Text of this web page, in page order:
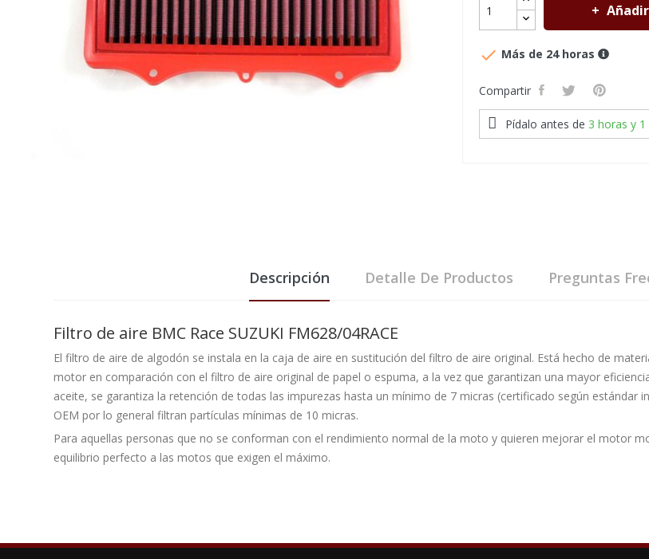
 Más de 24 horas
Compartir
Pídalo antes de 3 horas y
Descripción Detalle De Productos Preguntas
Filtro de aire BMC Race SUZUKI FM628/04RACE
El filtro de aire de algodón se instala en la caja de aire en sustitución del filtro de aire original. Está hecho de
motor en comparación con el filtro de aire original de papel o espuma, a la vez que garantizan una mayor
aceite, se garantiza la retención de todas las impurezas hasta un mínimo de 7 micras (certificado según
OEM por lo general filtran partículas mínimas de 10 micras.
Para aquellas personas que no se conforman con el rendimiento normal de la moto y quieren mejorar el motor
equilibrio perfecto a las motos que exigen el máximo.